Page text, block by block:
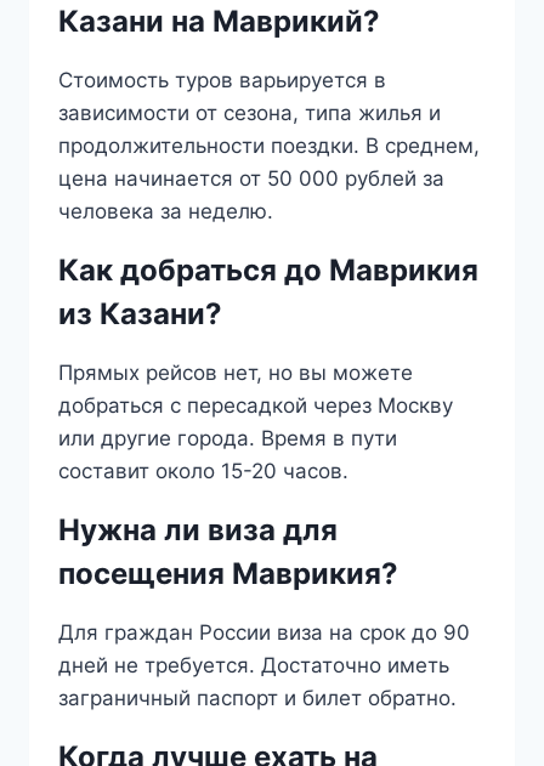
Казани на Маврикий?
Стоимость туров варьируется в
зависимости от сезона, типа жилья и
продолжительности поездки. В среднем,
цена начинается от 50 000 рублей за
человека за неделю.
Как добраться до Маврикия
из Казани?
Прямых рейсов нет, но вы можете
добраться с пересадкой через Москву
или другие города. Время в пути
составит около 15-20 часов.
Нужна ли виза для
посещения Маврикия?
Для граждан России виза на срок до 90
дней не требуется. Достаточно иметь
заграничный паспорт и билет обратно.
Когда лучше ехать на